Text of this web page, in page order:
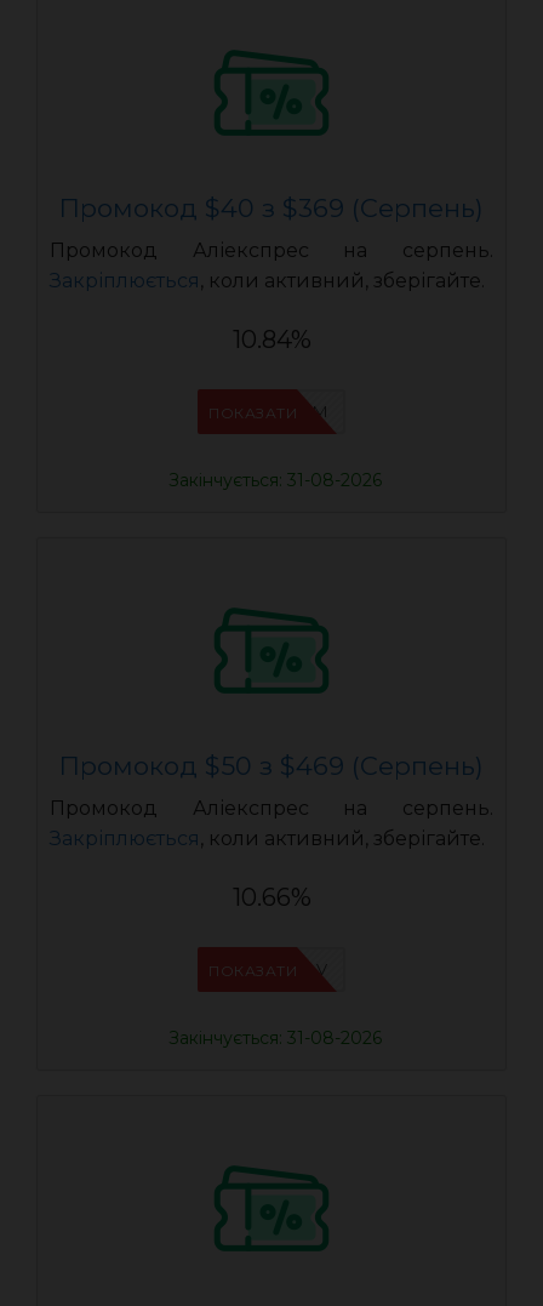
Промокод $40 з $369 (Серпень)
Промокод Аліекспрес на серпень.
Закріплюється, коли активний, зберігайте.
10.84%
IFP33WRM
ПОКАЗАТИ
Закінчується: 31-08-2026
Промокод $50 з $469 (Серпень)
Промокод Аліекспрес на серпень.
Закріплюється, коли активний, зберігайте.
10.66%
IFPHE6DV
ПОКАЗАТИ
Закінчується: 31-08-2026